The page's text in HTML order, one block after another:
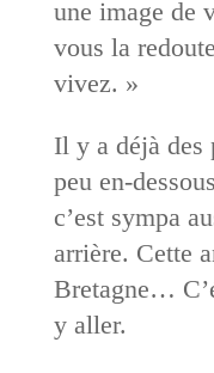
une image de
vous la
vivez. »
Il y a déjà des
peu en-
c’est sympa
arrière. Cette
Bretagne…
y aller.